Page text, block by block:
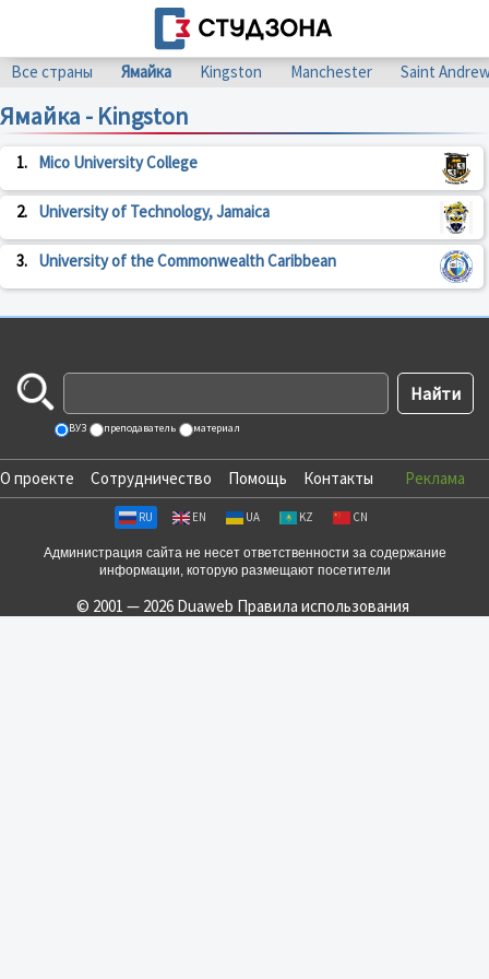
Все страны Ямайка Kingston Manchester Saint
Ямайка - Kingston
1. Mico University College
2. University of Technology, Jamaica
3. University of the Commonwealth Caribbean
ВУЗ преподаватель материал
О проекте Сотрудничество Помощь Контакты Реклама
RU EN UA KZ CN
Администрация сайта не несет ответственности за содержание
информации, которую размещают посетители
© 2001 — 2026 Duaweb Правила использования